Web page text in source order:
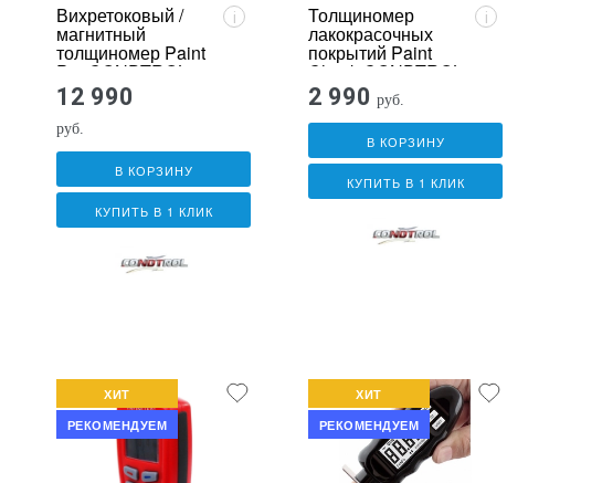
Вихретоковый /
магнитный
толщиномер Paint
Pro CONDTROL
i
12 990
руб.
В КОРЗИНУ
КУПИТЬ В 1 КЛИК
Толщиномер
лакокрасочных
покрытий Paint
Check CONDTROL
i
2 990 руб.
В КОРЗИНУ
КУПИТЬ В 1 КЛИК
ХИТ
РЕКОМЕНДУЕМ
ХИТ
РЕКОМЕНДУЕМ